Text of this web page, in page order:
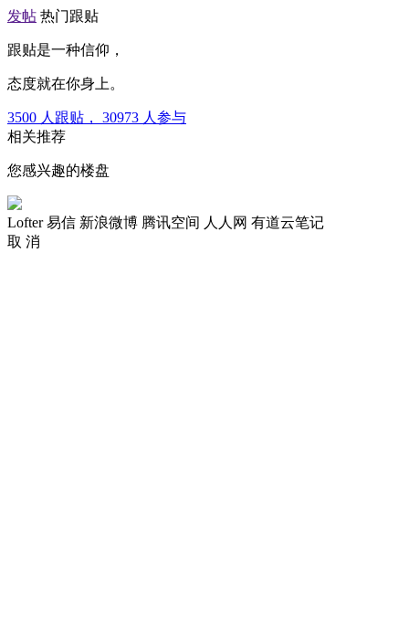
发帖 热门跟贴
跟贴是一种信仰，
态度就在你身上。
3500 人跟贴， 30973 人参与
相关推荐
您感兴趣的楼盘
Lofter 易信 新浪微博 腾讯空间 人人网 有道云笔记
取 消